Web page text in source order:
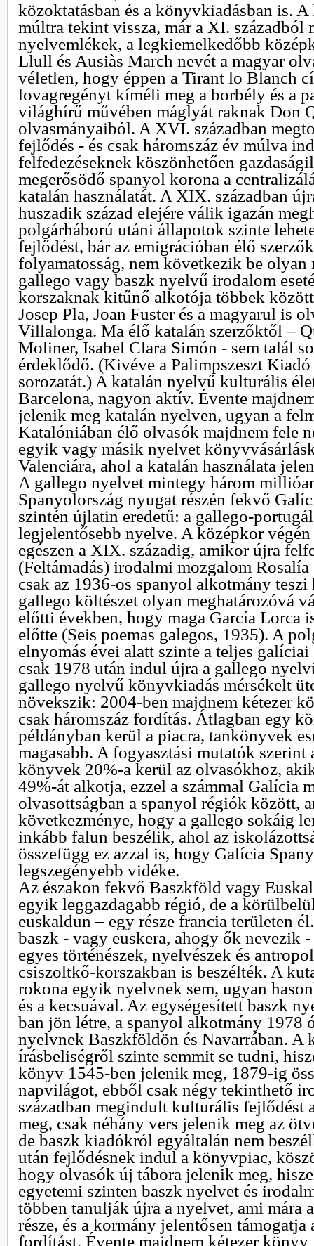
közoktatásban és a könyvkiadásban is.
múltra tekint vissza, már a XI. századból
nyelvemlékek, a legkiemelkedőbb
Llull és Ausiàs March nevét a magyar
véletlen, hogy éppen a Tirant lo Blanch
lovagregényt kíméli meg a borbély és a
világhírű művében máglyát raknak Don
olvasmányaiból. A XVI. században
fejlődés - és csak háromszáz év múlva
felfedezéseknek köszönhetően
megerősödő spanyol korona a
katalán használatát. A XIX. században
huszadik század elejére válik igazán
polgárháború utáni állapotok szinte
fejlődést, bár az emigrációban élő
folyamatosság, nem következik be olyan
gallego vagy baszk nyelvű irodalom
korszaknak kitűnő alkotója többek
Josep Pla, Joan Fuster és a magyarul is
Villalonga. Ma élő katalán szerzőktől –
Moliner, Isabel Clara Simón - sem talál
érdeklődő. (Kivéve a Palimpszeszt
sorozatát.) A katalán nyelvű kulturális
Barcelona, nagyon aktív. Évente
jelenik meg katalán nyelven, ugyan a
Katalóniában élő olvasók majdnem fele
egyik vagy másik nyelvet
Valenciára, ahol a katalán használata
A gallego nyelvet mintegy három
Spanyolország nyugat részén fekvő
szintén újlatin eredetű: a gallego-
legjelentősebb nyelve. A középkor
egészen a XIX. századig, amikor újra
(Feltámadás) irodalmi mozgalom Rosalía
csak az 1936-os spanyol alkotmány
gallego költészet olyan meghatározóvá
előtti években, hogy maga García Lorca
előtte (Seis poemas galegos, 1935). A
elnyomás évei alatt szinte a teljes
csak 1978 után indul újra a gallego
gallego nyelvű könyvkiadás mérsékelt
növekszik: 2004-ben majdnem kétezer
csak háromszáz fordítás. Átlagban egy
példányban kerül a piacra, tankönyvek
magasabb. A fogyasztási mutatók szerint
könyvek 20%-a kerül az olvasókhoz,
49%-át alkotja, ezzel a számmal Galícia
olvasottságban a spanyol régiók között,
következménye, hogy a gallego sokáig
inkább falun beszélik, ahol az
összefügg ez azzal is, hogy Galícia
legszegényebb vidéke.
Az északon fekvő Baszkföld vagy
egyik leggazdagabb régió, de a
euskaldun – egy része francia területen
baszk - vagy euskera, ahogy ők nevezik
egyes történészek, nyelvészek és
csiszoltkő-korszakban is beszélték. A
rokona egyik nyelvnek sem, ugyan
és a kecsuával. Az egységesített baszk
ban jön létre, a spanyol alkotmány 1978
nyelvnek Baszkföldön és Navarrában. A
írásbeliségről szinte semmit se tudni,
könyv 1545-ben jelenik meg, 1879-ig
napvilágot, ebből csak négy tekinthető
században megindult kulturális fejlődést
meg, csak néhány vers jelenik meg az
de baszk kiadókról egyáltalán nem
után fejlődésnek indul a könyvpiac,
hogy olvasók új tábora jelenik meg,
egyetemi szinten baszk nyelvet és
többen tanulják újra a nyelvet, ami mára
része, és a kormány jelentősen
fordítást. Évente majdnem kétezer